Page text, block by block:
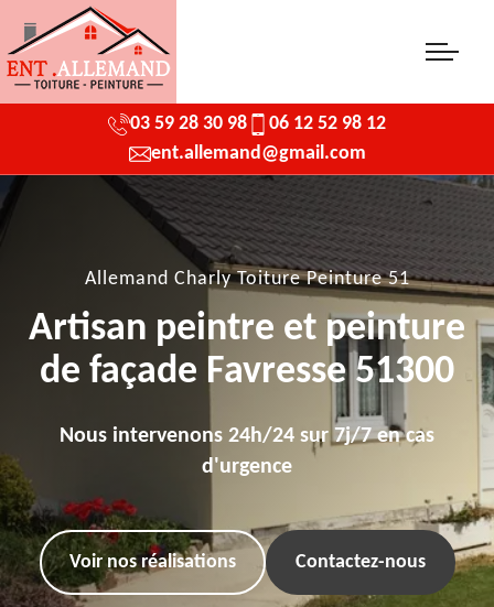
03 59 28 30 98
06 12 52 98 12
ent.allemand@gmail.com
Allemand Charly Toiture Peinture 51
Artisan peintre et peinture
de façade Favresse 51300
Nous intervenons 24h/24 sur 7j/7 en cas
d'urgence
Voir nos réalisations Contactez-nous